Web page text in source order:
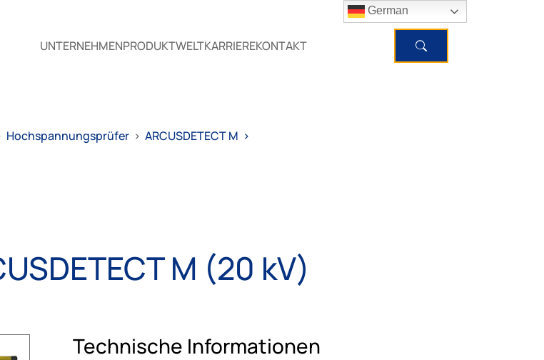
UNTERNEHMENPRODUKTWELTKARRIEREKONTAKT
Hochspannungsprüfer > ARCUSDETECT M >
M (20 kV)
Technische Informationen
German